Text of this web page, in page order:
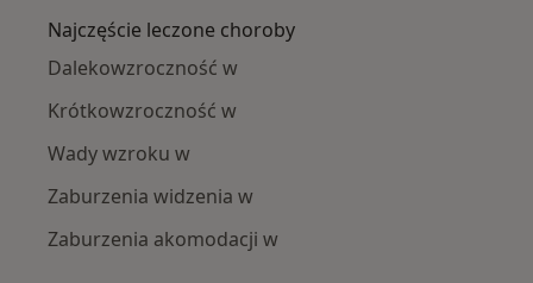
Najczęście leczone choroby
Dalekowzroczność w
Krótkowzroczność w
Wady wzroku w
Zaburzenia widzenia w
Zaburzenia akomodacji w